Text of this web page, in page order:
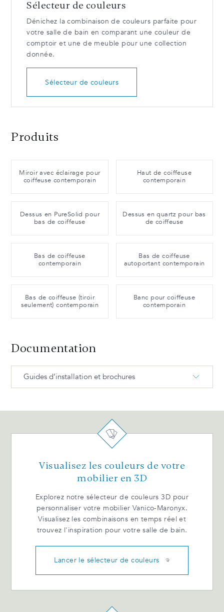
Sélecteur de couleurs
Dénichez la combinaison de couleurs parfaite pour
votre salle de bain en comparant une couleur de
comptoir et une de meuble pour une collection
donnée.
Sélecteur de couleurs
Produits
Miroir avec éclairage pour
coiffeuse contemporain
Haut de coiffeuse
contemporain
Dessus en PureSolid pour
bas de coiffeuse
Dessus en quartz pour bas
de coiffeuse
Bas de coiffeuse
contemporain
Bas de coiffeuse
autoportant contemporain
Bas de coiffeuse (tiroir
seulement) contemporain
Banc pour coiffeuse
contemporain
Documentation
Guides d’installation et brochures
Coiffeuse ESSENTIA Dimensions tech. FR
Ajustement tiroir (bois) BIL
Visualisez les couleurs de votre
mobilier en 3D
Explorez notre sélecteur de couleurs 3D pour
personnaliser votre mobilier Vanico-Maronyx.
Visualisez les combinaisons en temps réel et
trouvez l'inspiration pour votre salle de bain.
Lancer le sélecteur de couleurs